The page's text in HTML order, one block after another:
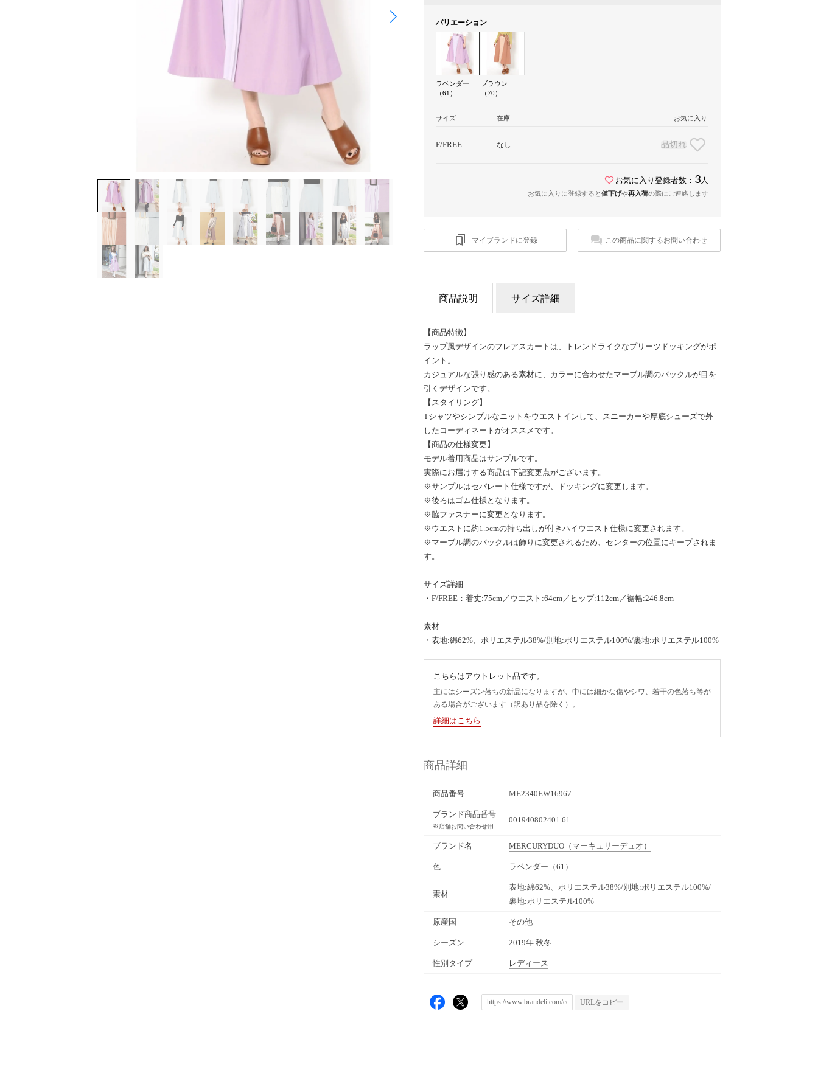
バリエーション
ラベンダー
（61）
ブラウン
（70）
サイズ 在庫 お気に入り
F/FREE なし 品切れ
お気に入り登録者数： 3 人
お気に入りに登録すると値下げや再入荷の際にご連絡します
マイブランドに登録 この商品に関するお問い合わせ
商品説明 サイズ詳細
【商品特徴】
ラップ風デザインのフレアスカートは、トレンドライクなプリーツドッキングがポ
イント。
カジュアルな張り感のある素材に、カラーに合わせたマーブル調のバックルが目を
引くデザインです。
【スタイリング】
Tシャツやシンプルなニットをウエストインして、スニーカーや厚底シューズで外
したコーディネートがオススメです。
【商品の仕様変更】
モデル着用商品はサンプルです。
実際にお届けする商品は下記変更点がございます。
※サンプルはセパレート仕様ですが、ドッキングに変更します。
※後ろはゴム仕様となります。
※脇ファスナーに変更となります。
※ウエストに約1.5cmの持ち出しが付きハイウエスト仕様に変更されます。
※マーブル調のバックルは飾りに変更されるため、センターの位置にキープされま
す。
サイズ詳細
・F/FREE：着丈:75cm／ウエスト:64cm／ヒップ:112cm／裾幅:246.8cm
素材
・表地:綿62%、ポリエステル38%/別地:ポリエステル100%/裏地:ポリエステル100%
こちらはアウトレット品です。
主にはシーズン落ちの新品になりますが、中には細かな傷やシワ、若干の色落ち等が
ある場合がございます（訳あり品を除く）。
詳細はこちら
商品詳細
商品番号 ME2340EW16967
ブランド商品番号
※店舗お問い合わせ用
001940802401 61
ブランド名 MERCURYDUO （マーキュリーデュオ）
色 ラベンダー（61）
素材
表地:綿62%、ポリエステル38%/別地:ポリエステル100%/
裏地:ポリエステル100%
原産国 その他
シーズン 2019年 秋冬
性別タイプ レディース
URLをコピー